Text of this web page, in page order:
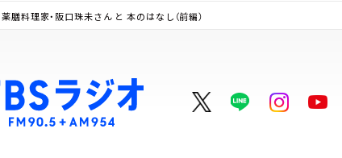
薬膳料理家・阪口珠未さん と 本のはなし（前編）